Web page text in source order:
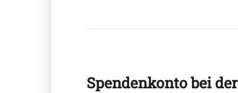
Spendenkonto bei der